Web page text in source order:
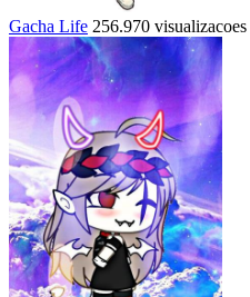
Gacha Life 256.970 visualizacoes